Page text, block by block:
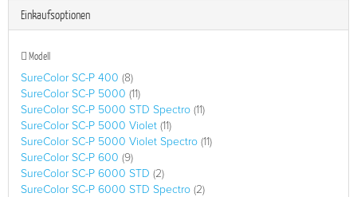
Einkaufsoptionen
Modell
SureColor SC-P 400 (8)
SureColor SC-P 5000 (11)
SureColor SC-P 5000 STD Spectro (11)
SureColor SC-P 5000 Violet (11)
SureColor SC-P 5000 Violet Spectro (11)
SureColor SC-P 600 (9)
SureColor SC-P 6000 STD (2)
SureColor SC-P 6000 STD Spectro (2)